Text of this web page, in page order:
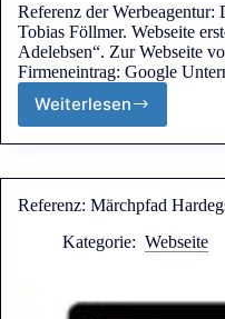
Referenz der Werbeagentur:
Tobias Föllmer. Webseite
Adelebsen“. Zur Webseite
Firmeneintrag: Google
Weiterlesen
Referenz: Märchpfad
Kategorie: Webseite